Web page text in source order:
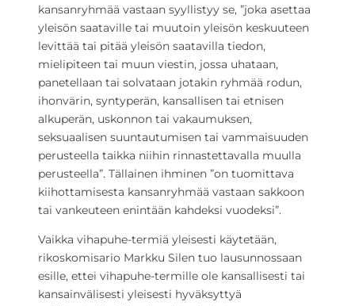
kansanryhmää vastaan syyllistyy se, ”joka asettaa
yleisön saataville tai muutoin yleisön keskuuteen
levittää tai pitää yleisön saatavilla tiedon,
mielipiteen tai muun viestin, jossa uhataan,
panetellaan tai solvataan jotakin ryhmää rodun,
ihonvärin, syntyperän, kansallisen tai etnisen
alkuperän, uskonnon tai vakaumuksen,
seksuaalisen suuntautumisen tai vammaisuuden
perusteella taikka niihin rinnastettavalla muulla
perusteella”. Tällainen ihminen ”on tuomittava
kiihottamisesta kansanryhmää vastaan sakkoon
tai vankeuteen enintään kahdeksi vuodeksi”.
Vaikka vihapuhe-termiä yleisesti käytetään,
rikoskomisario Markku Silen tuo lausunnossaan
esille, ettei vihapuhe-termille ole kansallisesti tai
kansainvälisesti yleisesti hyväksyttyä